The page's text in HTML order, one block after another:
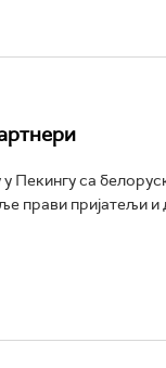
Пекингу са
прави пријатељи и